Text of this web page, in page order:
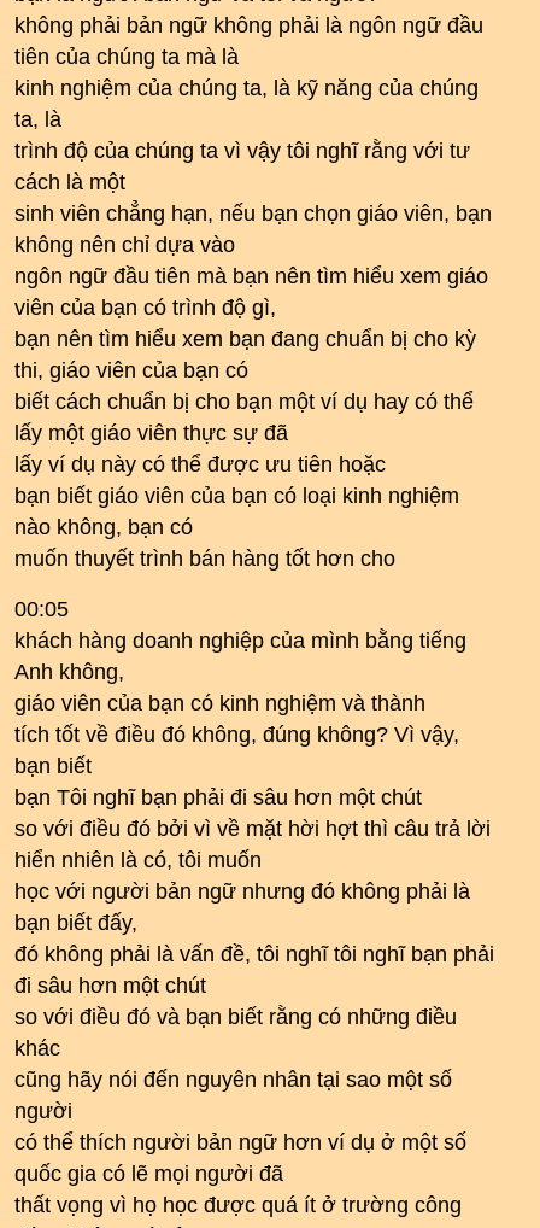
không phải bản ngữ không phải là ngôn ngữ đầu
tiên của chúng ta mà là
kinh nghiệm của chúng ta, là kỹ năng của chúng
ta, là
trình độ của chúng ta vì vậy tôi nghĩ rằng với tư
cách là một
sinh viên chẳng hạn, nếu bạn chọn giáo viên, bạn
không nên chỉ dựa vào
ngôn ngữ đầu tiên mà bạn nên tìm hiểu xem giáo
viên của bạn có trình độ gì,
bạn nên tìm hiểu xem bạn đang chuẩn bị cho kỳ
thi, giáo viên của bạn có
biết cách chuẩn bị cho bạn một ví dụ hay có thể
lấy một giáo viên thực sự đã
lấy ví dụ này có thể được ưu tiên hoặc
bạn biết giáo viên của bạn có loại kinh nghiệm
nào không, bạn có
muốn thuyết trình bán hàng tốt hơn cho
00:05
khách hàng doanh nghiệp của mình bằng tiếng
Anh không,
giáo viên của bạn có kinh nghiệm và thành
tích tốt về điều đó không, đúng không? Vì vậy,
bạn biết
bạn Tôi nghĩ bạn phải đi sâu hơn một chút
so với điều đó bởi vì về mặt hời hợt thì câu trả lời
hiển nhiên là có, tôi muốn
học với người bản ngữ nhưng đó không phải là
bạn biết đấy,
đó không phải là vấn đề, tôi nghĩ tôi nghĩ bạn phải
đi sâu hơn một chút
so với điều đó và bạn biết rằng có những điều
khác
cũng hãy nói đến nguyên nhân tại sao một số
người
có thể thích người bản ngữ hơn ví dụ ở một số
quốc gia có lẽ mọi người đã
thất vọng vì họ học được quá ít ở trường công